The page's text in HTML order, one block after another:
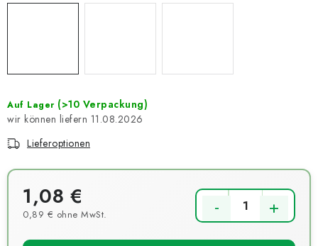
Auf Lager (>10 Verpackung)
11.08.2026
Lieferoptionen
1,08 €
0,89 € ohne MwSt.